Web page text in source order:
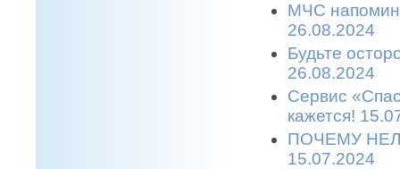
МЧС
26.08.2024
Будьте
26.08.2024
Сервис
кажется!
ПОЧЕМУ
15.07.2024